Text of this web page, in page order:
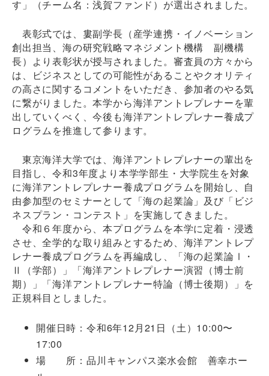
す」（チーム名：浅賀ファンド）が選出されました。
表彰式では、婁副学長（産学連携・イノベーション
創出担当、海の研究戦略マネジメント機構 副機構
長）より表彰状が授与されました。審査員の方々から
は、ビジネスとしての可能性があることやクオリティ
の高さに関するコメントをいただき、参加者のやる気
に繋がりました。本学から海洋アントレプレナーを輩
出していくべく、今後も海洋アントレプレナー養成プ
ログラムを推進して参ります。
東京海洋大学では、海洋アントレプレナーの輩出を
目指し、令和3年度より本学学部生・大学院生を対象
に海洋アントレプレナー養成プログラムを開始し、自
由参加型のセミナーとして「海の起業論」及び「ビジ
ネスプラン・コンテスト」を実施してきました。
令和６年度から、本プログラムを本学に定着・浸透
させ、全学的な取り組みとするため、海洋アントレプ
レナー養成プログラムを再編成し、「海の起業論Ⅰ・
Ⅱ（学部）」「海洋アントレプレナー演習（博士前
期）」「海洋アントレプレナー特論（博士後期）」を
正規科目としました。
開催日時：令和6年12月21日（土）10:00〜
17:00
場 所：品川キャンパス楽水会館 善幸ホー